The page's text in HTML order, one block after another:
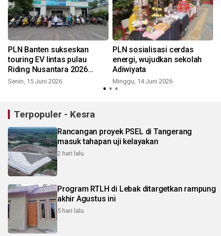
PLN Banten sukseskan
touring EV lintas pulau
Riding Nusantara 2026
Cilegon-Bali
Senin, 15 Juni 2026
PLN sosialisasi cerdas
energi, wujudkan sekolah
Adiwiyata
Minggu, 14 Juni 2026
Terpopuler - Kesra
Rancangan proyek PSEL di Tangerang
masuk tahapan uji kelayakan
2 hari lalu
Program RTLH di Lebak ditargetkan rampung
akhir Agustus ini
5 hari lalu